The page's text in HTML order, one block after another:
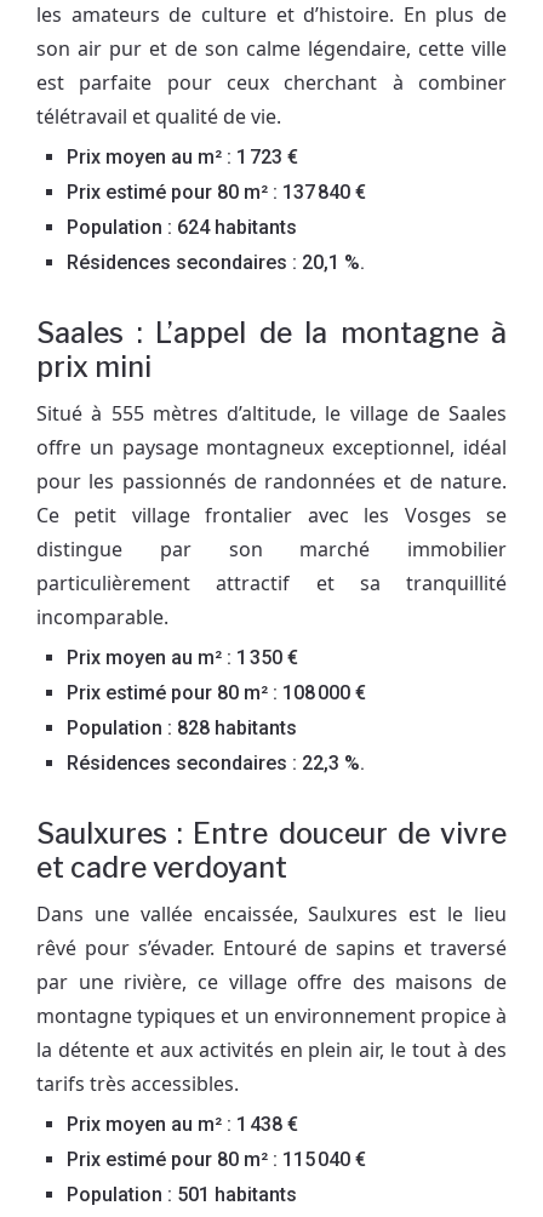
les amateurs de culture et d’histoire. En plus de
son air pur et de son calme légendaire, cette ville
est parfaite pour ceux cherchant à combiner
télétravail et qualité de vie.
Prix moyen au m² : 1 723 €
Prix estimé pour 80 m² : 137 840 €
Population : 624 habitants
Résidences secondaires : 20,1 %.
Saales : L’appel de la montagne à
prix mini
Situé à 555 mètres d’altitude, le village de Saales
offre un paysage montagneux exceptionnel, idéal
pour les passionnés de randonnées et de nature.
Ce petit village frontalier avec les Vosges se
distingue par son marché immobilier
particulièrement attractif et sa tranquillité
incomparable.
Prix moyen au m² : 1 350 €
Prix estimé pour 80 m² : 108 000 €
Population : 828 habitants
Résidences secondaires : 22,3 %.
Saulxures : Entre douceur de vivre
et cadre verdoyant
Dans une vallée encaissée, Saulxures est le lieu
rêvé pour s’évader. Entouré de sapins et traversé
par une rivière, ce village offre des maisons de
montagne typiques et un environnement propice à
la détente et aux activités en plein air, le tout à des
tarifs très accessibles.
Prix moyen au m² : 1 438 €
Prix estimé pour 80 m² : 115 040 €
Population : 501 habitants